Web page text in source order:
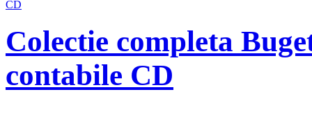
Colectie completa
contabile CD